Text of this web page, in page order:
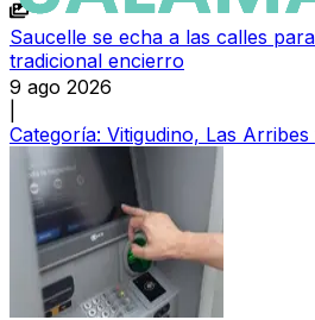
Saucelle se echa a las calles
tradicional encierro
9 ago 2026
Categoría: Vitigudino, Las